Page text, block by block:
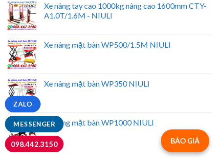
Xe nâng tay cao 1000kg nâng cao 1600mm CTY-
A1.0T/1.6M - NIULI
Xe nâng mặt bàn WP500/1.5M NIULI
Xe nâng mặt bàn WP350 NIULI
Xe nâng mặt bàn WP1000 NIULI
BÁO GIÁ
MESSENGER
ZALO
098.442.3150